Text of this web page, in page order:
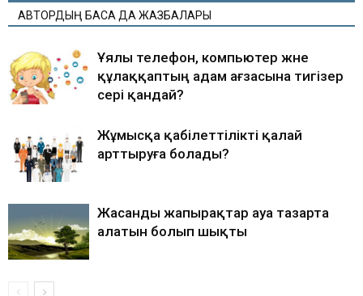
АВТОРДЫҢ БАСҚА ДА ЖАЗБАЛАРЫ
Ұялы телефон, компьютер және
құлаққаптың адам ағзасына тигізер
әсері қандай?
Жұмысқа қабілеттілікті қалай
арттыруға болады?
Жасанды жапырақтар ауа тазарта
алатын болып шықты